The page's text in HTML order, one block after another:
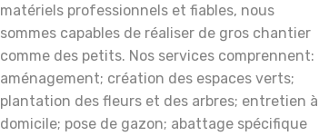
matériels professionnels et fiables, nous
sommes capables de réaliser de gros chantier
comme des petits. Nos services comprennent:
aménagement; création des espaces verts;
plantation des fleurs et des arbres; entretien à
domicile; pose de gazon; abattage spécifique